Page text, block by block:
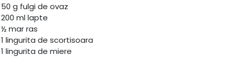
50 g fulgi de ovaz
200 ml lapte
½ mar ras
1 lingurita de scortisoara
1 lingurita de miere